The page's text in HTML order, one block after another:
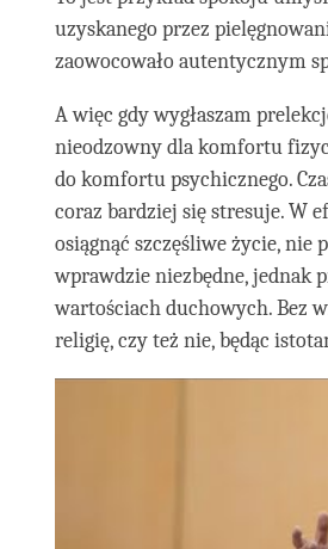
uzyskanego przez
zaowocowało autentycznym
A więc gdy wygłaszam
nieodzowny dla komfortu
do komfortu psychicznego.
coraz bardziej się stresuje. W
osiągnąć szczęśliwe życie, nie
wprawdzie niezbędne, jednak
wartościach duchowych. Bez
religię, czy też nie, będąc